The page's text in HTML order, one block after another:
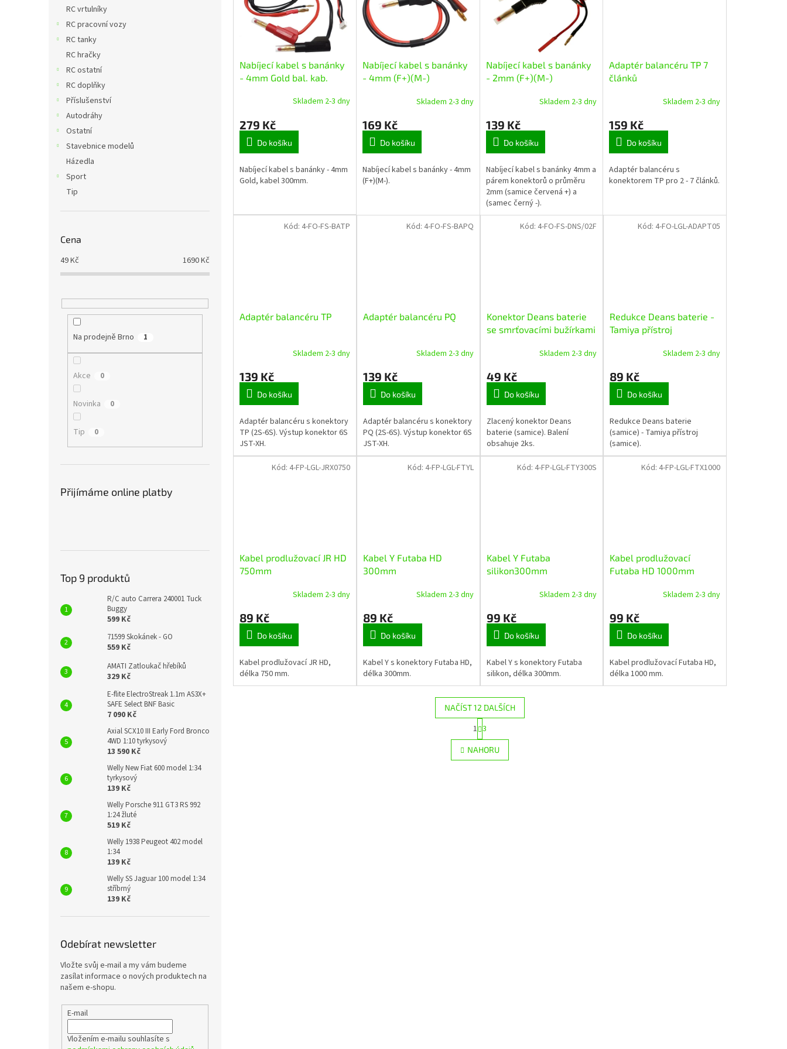
RC vrtulníky
RC pracovní vozy
RC tanky
RC hračky
RC ostatní
RC doplňky
Příslušenství
Autodráhy
Ostatní
Stavebnice modelů
Házedla
Sport
Tip
Cena
49Kč 1690Kč
Na prodejně Brno 1
Akce 0
Novinka 0
Tip 0
Přijímáme online platby
Top 9 produktů
R/C auto Carrera 240001 Tuck
Buggy
599 Kč
71599 Skokánek - GO
559 Kč
AMATI Zatloukač hřebíků
329 Kč
E-flite ElectroStreak 1.1m AS3X+
SAFE Select BNF Basic
7 090 Kč
Axial SCX10 III Early Ford Bronco
4WD 1:10 tyrkysový
13 590 Kč
Welly New Fiat 600 model 1:34
tyrkysový
139 Kč
Welly Porsche 911 GT3 RS 992
1:24 žluté
519 Kč
Welly 1938 Peugeot 402 model
1:34
139 Kč
Welly SS Jaguar 100 model 1:34
stříbrný
139 Kč
Odebírat newsletter
Vložte svůj e-mail a my vám budeme
zasílat informace o nových produktech na
našem e-shopu.
E-mail
Vložením e-mailu souhlasíte s
Nabíjecí kabel s banánky
- 4mm Gold bal. kab.
Skladem 2-3 dny
279 Kč
Do košíku
Nabíjecí kabel s banánky - 4mm
Gold, kabel 300mm.
Nabíjecí kabel s banánky
- 4mm (F+)(M-)
Skladem 2-3 dny
169 Kč
Do košíku
Nabíjecí kabel s banánky - 4mm
(F+)(M-).
Nabíjecí kabel s banánky
- 2mm (F+)(M-)
Skladem 2-3 dny
139 Kč
Do košíku
Nabíjecí kabel s banánky 4mm a
párem konektorů o průměru
2mm (samice červená +) a
(samec černý -).
Adaptér balancéru TP 7
článků
Skladem 2-3 dny
159 Kč
Do košíku
Adaptér balancéru s
konektorem TP pro 2 - 7 článků.
Adaptér balancéru TP
Skladem 2-3 dny
139 Kč
Do košíku
Adaptér balancéru s konektory
TP (2S-6S). Výstup konektor 6S
JST-XH.
Kód: 4-FO-FS-BATP
Adaptér balancéru PQ
Skladem 2-3 dny
139 Kč
Do košíku
Adaptér balancéru s konektory
PQ (2S-6S). Výstup konektor 6S
JST-XH.
Kód: 4-FO-FS-BAPQ
Konektor Deans baterie
se smrťovacími bužírkami
Skladem 2-3 dny
49 Kč
Do košíku
Zlacený konektor Deans
baterie (samice). Balení
obsahuje 2ks.
Kód: 4-FO-FS-DNS/02F
Redukce Deans baterie -
Tamiya přístroj
Skladem 2-3 dny
89 Kč
Do košíku
Redukce Deans baterie
(samice) - Tamiya přístroj
(samice).
Kód: 4-FO-LGL-ADAPT05
Kabel prodlužovací JR HD
750mm
Skladem 2-3 dny
89 Kč
Do košíku
Kabel prodlužovací JR HD,
délka 750 mm.
Kód: 4-FP-LGL-JRX0750
Kabel Y Futaba HD
300mm
Skladem 2-3 dny
89 Kč
Do košíku
Kabel Y s konektory Futaba HD,
délka 300mm.
Kód: 4-FP-LGL-FTYL
Kabel Y Futaba
silikon300mm
Skladem 2-3 dny
99 Kč
Do košíku
Kabel Y s konektory Futaba
silikon, délka 300mm.
Kód: 4-FP-LGL-FTY300S
Kabel prodlužovací
Futaba HD 1000mm
Skladem 2-3 dny
99 Kč
Do košíku
Kabel prodlužovací Futaba HD,
délka 1000 mm.
Kód: 4-FP-LGL-FTX1000
O
v
l
NAČÍST 12 DALŠÍCH
t
r
á
n
1 3
NAHORU